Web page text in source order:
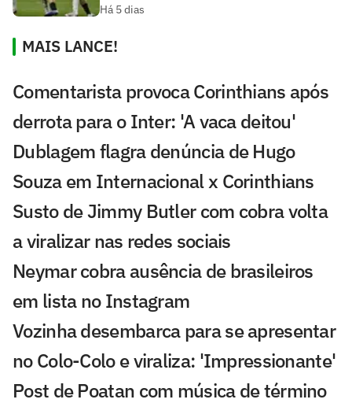
Há 5 dias
MAIS LANCE!
Comentarista provoca Corinthians após
derrota para o Inter: 'A vaca deitou'
Dublagem flagra denúncia de Hugo
Souza em Internacional x Corinthians
Susto de Jimmy Butler com cobra volta
a viralizar nas redes sociais
Neymar cobra ausência de brasileiros
em lista no Instagram
Vozinha desembarca para se apresentar
no Colo-Colo e viraliza: 'Impressionante'
Post de Poatan com música de término